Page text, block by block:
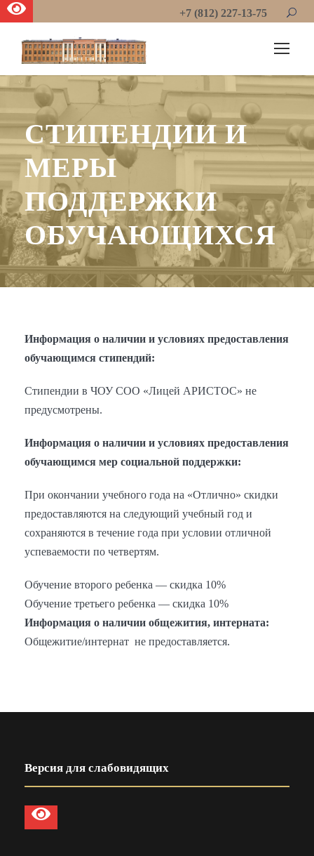
+7 (812) 227-13-75
СТИПЕНДИИ И
МЕРЫ
ПОДДЕРЖКИ
ОБУЧАЮЩИХСЯ
Информация о наличии и условиях предоставления
обучающимся стипендий:
Стипендии в ЧОУ СОО «Лицей АРИСТОС» не
предусмотрены.
Информация о наличии и условиях предоставления
обучающимся мер социальной поддержки:
При окончании учебного года на «Отлично» скидки
предоставляются на следующий учебный год и
сохраняются в течение года при условии отличной
успеваемости по четвертям.
Обучение второго ребенка — скидка 10%
Обучение третьего ребенка — скидка 10%
Информация о наличии общежития, интерната:
Общежитие/интернат не предоставляется.
Версия для слабовидящих